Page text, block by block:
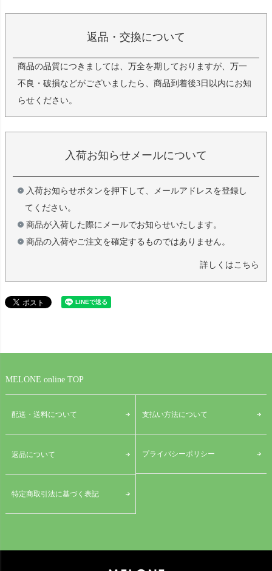
返品・交換について
商品の品質につきましては、万全を期しておりますが、万一
不良・破損などがございましたら、商品到着後3日以内にお知
らせください。
入荷お知らせメールについて
入荷お知らせボタンを押下して、メールアドレスを登録し
てください。
商品が入荷した際にメールでお知らせいたします。
商品の入荷やご注文を確定するものではありません。
詳しくはこちら
MELONE online TOP
配送・送料について 支払い方法について
返品について プライバシーポリシー
特定商取引法に基づく表記